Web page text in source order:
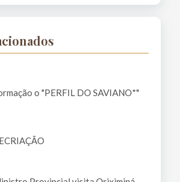
o "PERFIL DO SAVIANO*"